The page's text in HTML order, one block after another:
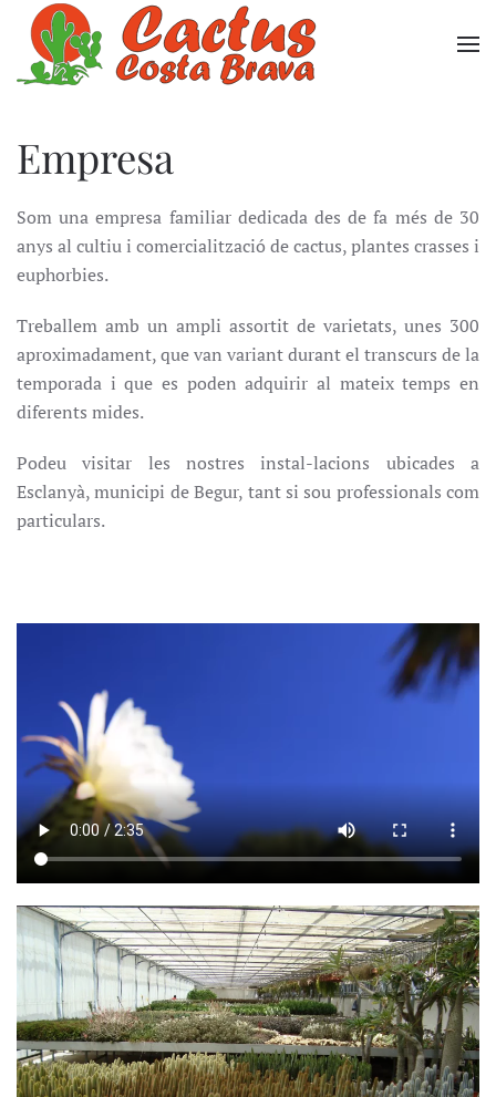
Skip to main content
Empresa
Som una empresa familiar dedicada des de fa més de 30
anys al cultiu i comercialització de cactus, plantes crasses i
euphorbies.
Treballem amb un ampli assortit de varietats, unes 300
aproximadament, que van variant durant el transcurs de la
temporada i que es poden adquirir al mateix temps en
diferents mides.
Podeu visitar les nostres instal-lacions ubicades a
Esclanyà, municipi de Begur, tant si sou professionals com
particulars.